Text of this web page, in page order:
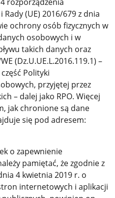
(UE) 2016/679 z dnia
ochrony osób fizycznych w
osobowych i w
takich danych oraz
(Dz.U.UE.L.2016.119.1) –
Polityki
przyjętej przez
– dalej jako RPO. Więcej
jak chronione są dane
się pod adresem:
o zapewnienie
pamiętać, że zgodnie z
4 kwietnia 2019 r. o
internetowych i aplikacji